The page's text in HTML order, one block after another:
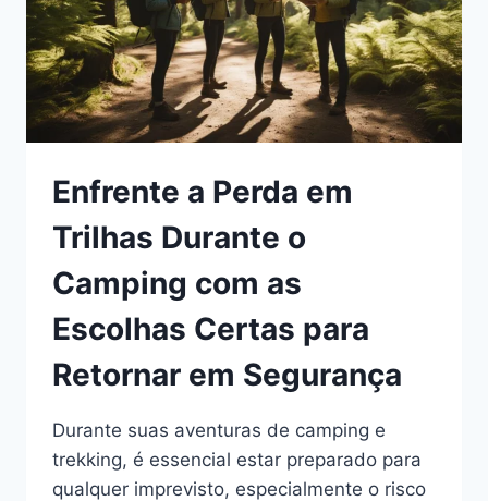
Enfrente a Perda em
Trilhas Durante o
Camping com as
Escolhas Certas para
Retornar em Segurança
Durante suas aventuras de camping e
trekking, é essencial estar preparado para
qualquer imprevisto, especialmente o risco